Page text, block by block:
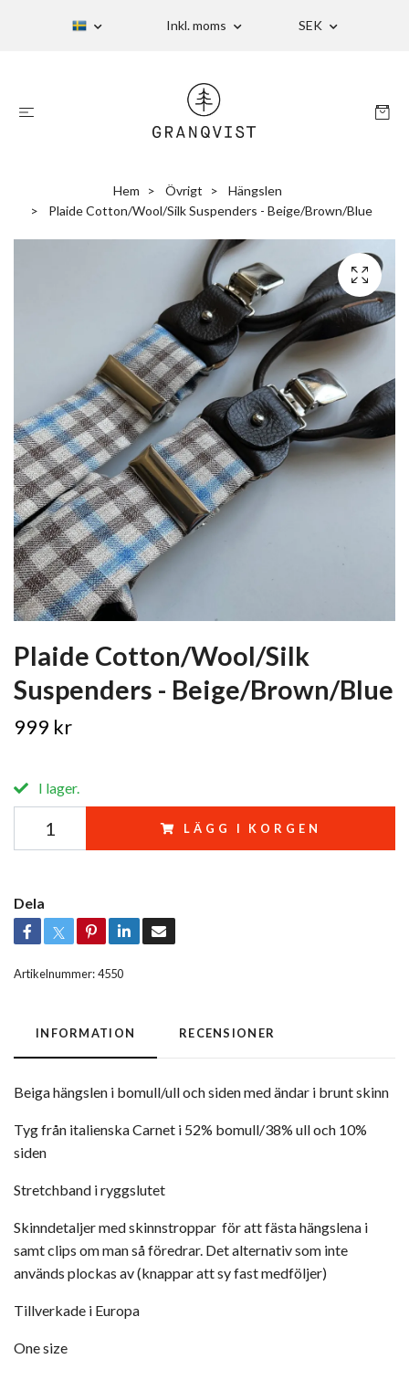
Inkl. moms SEK
Hem Övrigt
Hängslen
Plaide Cotton/Wool/Silk Suspenders - Beige/Brown/Blue
Plaide Cotton/Wool/Silk
Suspenders - Beige/Brown/Blue
999 kr
I lager.
LÄGG I KORGEN
Dela
Artikelnummer:4550
INFORMATION RECENSIONER
Beiga hängslen i bomull/ull och siden med ändar i brunt skinn
Tyg från italienska Carnet i 52% bomull/38% ull och 10%
siden
Stretchband i ryggslutet
Skinndetaljer med skinnstroppar för att fästa hängslena i
samt clips om man så föredrar. Det alternativ som inte
används plockas av (knappar att sy fast medföljer)
Tillverkade i Europa
One size